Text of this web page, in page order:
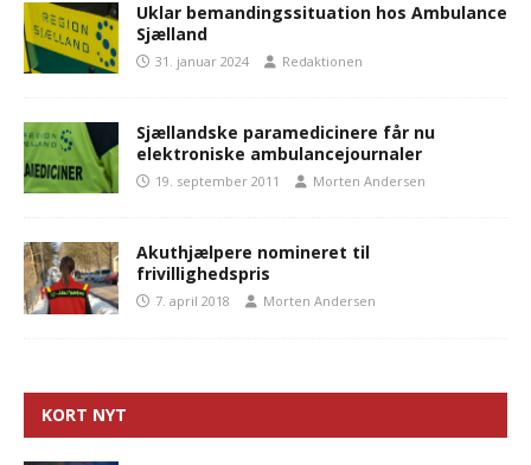
Uklar bemandingssituation hos Ambulance
Sjælland
31. januar 2024 Redaktionen
Sjællandske paramedicinere får nu
elektroniske ambulancejournaler
19. september 2011 Morten Andersen
Akuthjælpere nomineret til
frivillighedspris
7. april 2018 Morten Andersen
KORT NYT